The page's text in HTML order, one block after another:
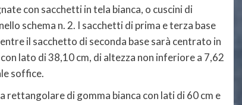
con sacchetti in tela bianca, o cuscini di
schema n. 2. I sacchetti di prima e terza base
il sacchetto di seconda base sarà centrato in
lato di 38,10 cm, di altezza non inferiore a 7,62
soffice.
rettangolare di gomma bianca con lati di 60 cm e